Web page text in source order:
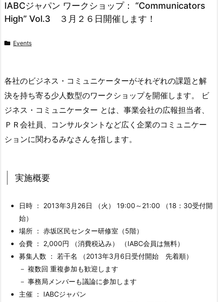
IABCジャパン ワークショップ： “Communicators
High” Vol.3 ３月２６日開催します！
Events
各社のビジネス・コミュニケーターがそれぞれの課題と解
決を持ち寄る少人数型のワークショップを開催します。 ビ
ジネス・コミュニケーター とは、事業会社の広報担当者、
ＰＲ会社員、コンサルタントなど広く企業のコミュニケー
ションに関わるみなさんを指します。
実施概要
日時 ： 2013年3月26日 （火） 19:00～21:00 （18：30受付開
始）
場所 ： 赤坂区民センター研修室（5階）
会費 ： 2,000円 （消費税込み） （IABC会員は無料）
募集人数 ： 若干名 （2013年3月6日受付開始 先着順）
－ 複数回 重複参加も歓迎します
－ 事務局メンバーも議論に参加します
主催 ： IABCジャパン